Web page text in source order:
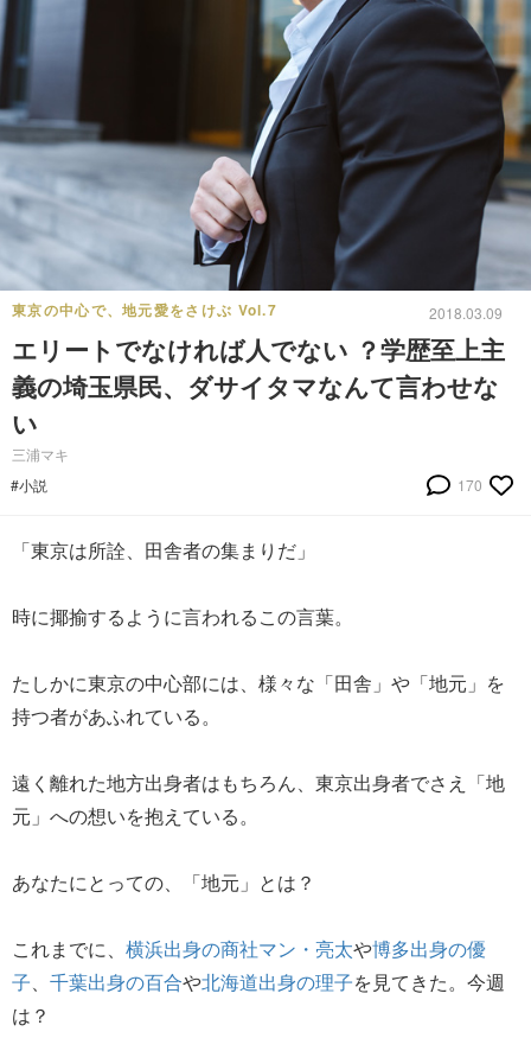
東京の中心で、地元愛をさけぶ Vol.7 2018.03.09
エリートでなければ人でない ？学歴至上主
義の埼玉県民、ダサイタマなんて言わせな
い
三浦マキ
#小説
170
「東京は所詮、田舎者の集まりだ」
時に揶揄するように言われるこの言葉。
たしかに東京の中心部には、様々な「田舎」や「地元」を
持つ者があふれている。
遠く離れた地方出身者はもちろん、東京出身者でさえ「地
元」への想いを抱えている。
あなたにとっての、「地元」とは？
これまでに、 横浜出身の商社マン・亮太や博多出身の優
子
千葉出身の百合や北海道出身の理子を見てきた。今週
は？